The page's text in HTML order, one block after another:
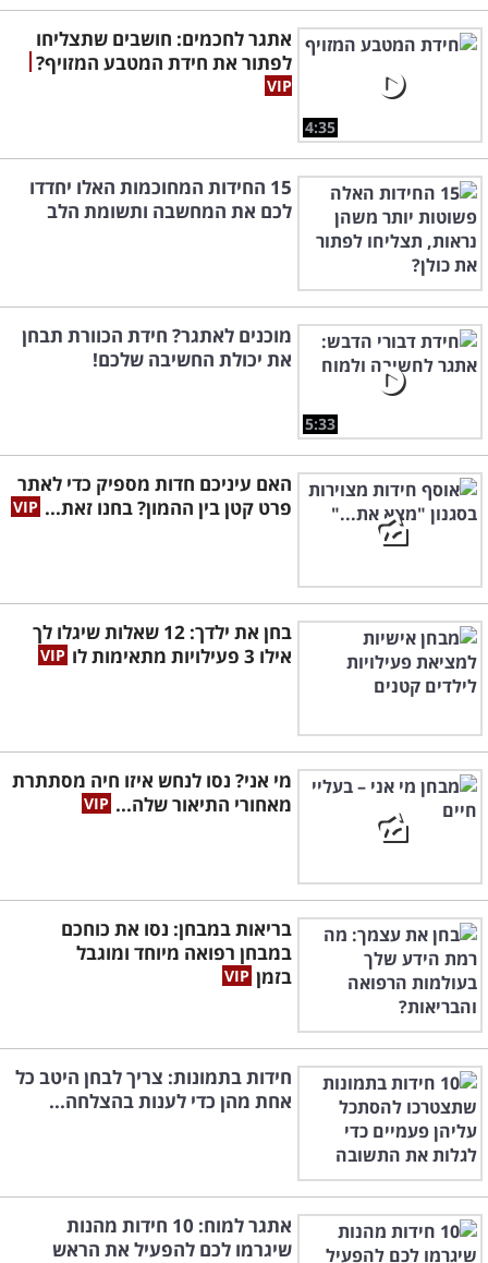
4:35
אתגר לחכמים: חושבים שתצליחו
לפתור את חידת המטבע המזויף?
15 החידות המחוכמות האלו יחדדו
לכם את המחשבה ותשומת הלב
5:33
מוכנים לאתגר? חידת הכוורת תבחן
את יכולת החשיבה שלכם!
האם עיניכם חדות מספיק כדי לאתר
פרט קטן בין ההמון? בחנו זאת...
בחן את ילדך: 12 שאלות שיגלו לך
אילו 3 פעילויות מתאימות לו
מי אני? נסו לנחש איזו חיה מסתתרת
מאחורי התיאור שלה...
בריאות במבחן: נסו את כוחכם
במבחן רפואה מיוחד ומוגבל
בזמן
חידות בתמונות: צריך לבחן היטב כל
אחת מהן כדי לענות בהצלחה...
אתגר למוח: 10 חידות מהנות
שיגרמו לכם להפעיל את הראש